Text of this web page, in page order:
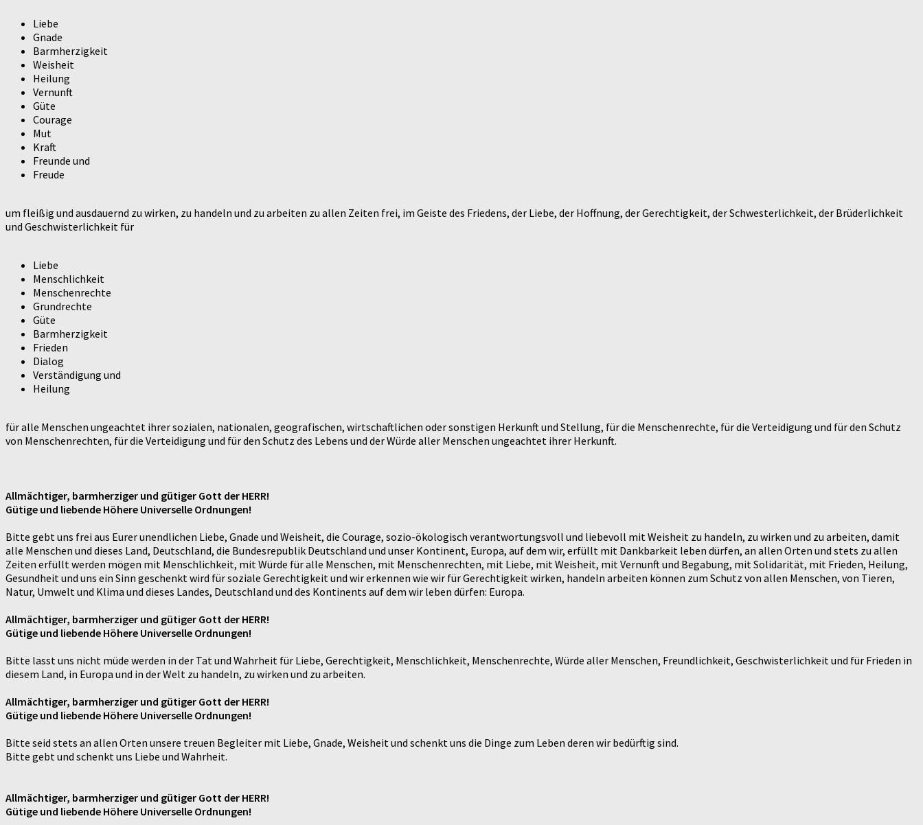
Liebe
Gnade
Barmherzigkeit
Weisheit
Heilung
Vernunft
Güte
Courage
Mut
Kraft
Freunde und
Freude
um fleißig und ausdauernd zu wirken, zu handeln und zu arbeiten zu allen Zeiten frei, im Geiste des Friedens, der Liebe, der Hoffnung, der Gerechtigkeit, der Schwesterlichkeit, der Brüderlichkeit
und Geschwisterlichkeit für
Liebe
Menschlichkeit
Menschenrechte
Grundrechte
Güte
Barmherzigkeit
Frieden
Dialog
Verständigung und
Heilung
für alle Menschen ungeachtet ihrer sozialen, nationalen, geografischen, wirtschaftlichen oder sonstigen Herkunft und Stellung, für die Menschenrechte, für die Verteidigung und für den Schutz
von Menschenrechten, für die Verteidigung und für den Schutz des Lebens und der Würde aller Menschen ungeachtet ihrer Herkunft.
Allmächtiger, barmherziger und gütiger Gott der HERR!
Gütige und liebende Höhere Universelle Ordnungen!
Bitte gebt uns frei aus Eurer unendlichen Liebe, Gnade und Weisheit, die Courage, sozio-ökologisch verantwortungsvoll und liebevoll mit Weisheit zu handeln, zu wirken und zu arbeiten, damit
alle Menschen und dieses Land, Deutschland, die Bundesrepublik Deutschland und unser Kontinent, Europa, auf dem wir, erfüllt mit Dankbarkeit leben dürfen, an allen Orten und stets zu allen
Zeiten erfüllt werden mögen mit Menschlichkeit, mit Würde für alle Menschen, mit Menschenrechten, mit Liebe, mit Weisheit, mit Vernunft und Begabung, mit Solidarität, mit Frieden, Heilung,
Gesundheit und uns ein Sinn geschenkt wird für soziale Gerechtigkeit und wir erkennen wie wir für Gerechtigkeit wirken, handeln arbeiten können zum Schutz von allen Menschen, von Tieren,
Natur, Umwelt und Klima und dieses Landes, Deutschland und des Kontinents auf dem wir leben dürfen: Europa.
Allmächtiger, barmherziger und gütiger Gott der HERR!
Gütige und liebende Höhere Universelle Ordnungen!
Bitte lasst uns nicht müde werden in der Tat und Wahrheit für Liebe, Gerechtigkeit, Menschlichkeit, Menschenrechte, Würde aller Menschen, Freundlichkeit, Geschwisterlichkeit und für Frieden in
diesem Land, in Europa und in der Welt zu handeln, zu wirken und zu arbeiten.
Allmächtiger, barmherziger und gütiger Gott der HERR!
Gütige und liebende Höhere Universelle Ordnungen!
Bitte seid stets an allen Orten unsere treuen Begleiter mit Liebe, Gnade, Weisheit und schenkt uns die Dinge zum Leben deren wir bedürftig sind.
Bitte gebt und schenkt uns Liebe und Wahrheit.
Allmächtiger, barmherziger und gütiger Gott der HERR!
Gütige und liebende Höhere Universelle Ordnungen!